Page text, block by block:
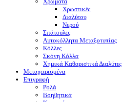
Χρωστικές
Διαλύτου
Νερού
Σπάτουλες
Αυτοκόλλητα Μεταξοτυπίας
Κόλλες
Σκόνη Κόλλα
Χημικά Καθαριστικά Διαλύτες
Μεταχειρισμένα
Επιγραφή
Ρολά
Βοηθητικά